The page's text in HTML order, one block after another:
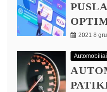
2021 8
Automobiliai